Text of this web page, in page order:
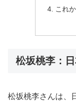
これ
松坂桃李：
松坂桃李さんは、